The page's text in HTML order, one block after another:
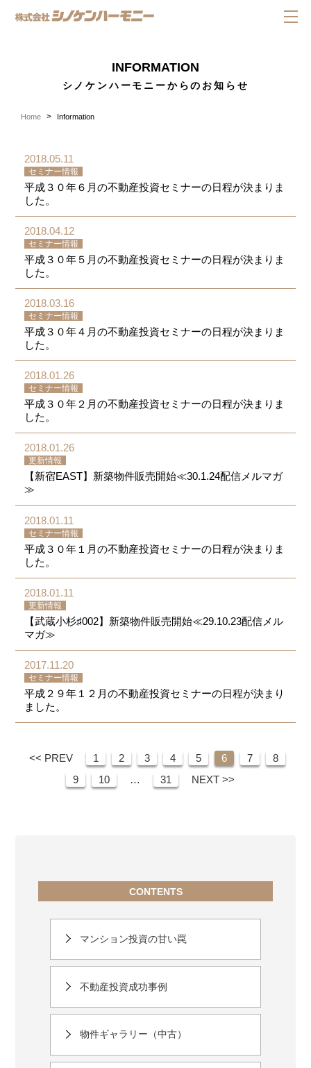
INFORMATION
シノケンハーモニーからのお知らせ
Home Information
2018.05.11
セミナー情報
平成３０年６月の不動産投資セミナーの日程が決まりま
した。
2018.04.12
セミナー情報
平成３０年５月の不動産投資セミナーの日程が決まりま
した。
2018.03.16
セミナー情報
平成３０年４月の不動産投資セミナーの日程が決まりま
した。
2018.01.26
セミナー情報
平成３０年２月の不動産投資セミナーの日程が決まりま
した。
2018.01.26
更新情報
【新宿EAST】新築物件販売開始≪30.1.24配信メルマガ
≫
2018.01.11
セミナー情報
平成３０年１月の不動産投資セミナーの日程が決まりま
した。
2018.01.11
更新情報
【武蔵小杉♯002】新築物件販売開始≪29.10.23配信メル
マガ≫
2017.11.20
セミナー情報
平成２９年１２月の不動産投資セミナーの日程が決まり
ました。
<< PREV 1 2 3 4 5 6 7
8
9
10 … 31 NEXT >>
CONTENTS
マンション投資の甘い罠
不動産投資成功事例
物件ギャラリー（中古）